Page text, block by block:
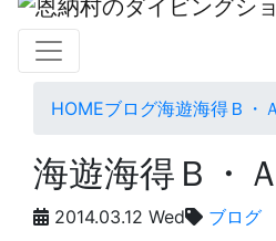
HOMEブログ海遊海得Ｂ・Ａ
海遊海得Ｂ・Ａ
2014.03.12 Wed ブログ